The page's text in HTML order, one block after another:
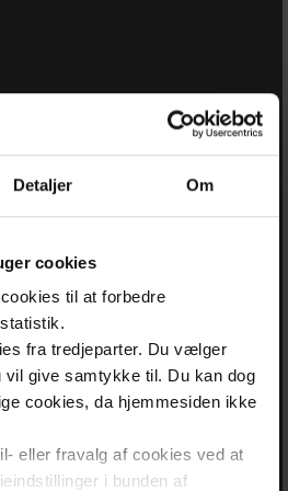
Detaljer Om
cookies
til at forbedre
fra tredjeparter. Du vælger
give samtykke til. Du kan dog
cookies, da hjemmesiden ikke
eller fravalg af cookies ved at
i bunden af